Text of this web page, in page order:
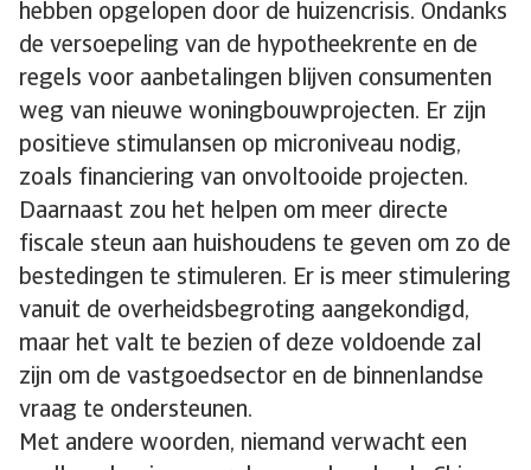
hebben opgelopen door de huizencrisis. Ondanks
de versoepeling van de hypotheekrente en de
regels voor aanbetalingen blijven consumenten
weg van nieuwe woningbouwprojecten. Er zijn
positieve stimulansen op microniveau nodig,
zoals financiering van onvoltooide projecten.
Daarnaast zou het helpen om meer directe
fiscale steun aan huishoudens te geven om zo de
bestedingen te stimuleren. Er is meer stimulering
vanuit de overheidsbegroting aangekondigd,
maar het valt te bezien of deze voldoende zal
zijn om de vastgoedsector en de binnenlandse
vraag te ondersteunen.
Met andere woorden, niemand verwacht een